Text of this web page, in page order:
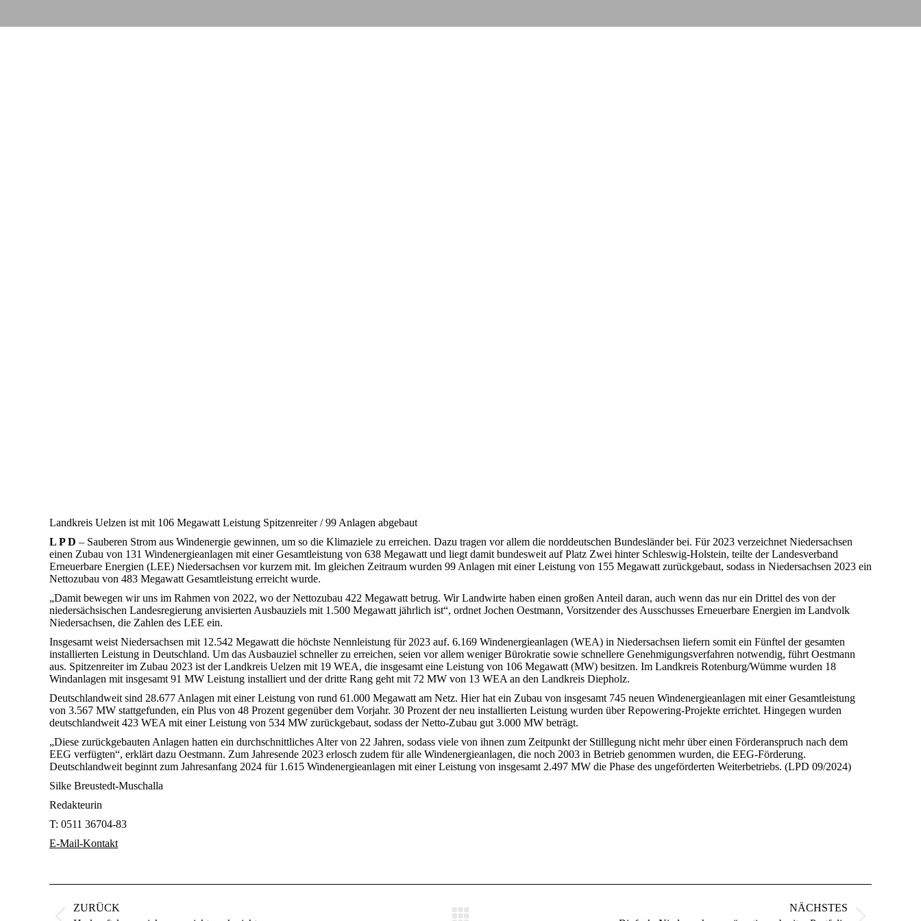
Landkreis Uelzen ist mit 106 Megawatt Leistung Spitzenreiter / 99 Anlagen abgebaut
L P D – Sauberen Strom aus Windenergie gewinnen, um so die Klimaziele zu erreichen. Dazu tragen vor allem die norddeutschen Bundesländer bei. Für 2023 verzeichnet Niedersachsen
einen Zubau von 131 Windenergieanlagen mit einer Gesamtleistung von 638 Megawatt und liegt damit bundesweit auf Platz Zwei hinter Schleswig-Holstein, teilte der Landesverband
Erneuerbare Energien (LEE) Niedersachsen vor kurzem mit. Im gleichen Zeitraum wurden 99 Anlagen mit einer Leistung von 155 Megawatt zurückgebaut, sodass in Niedersachsen 2023 ein
Nettozubau von 483 Megawatt Gesamtleistung erreicht wurde.
„Damit bewegen wir uns im Rahmen von 2022, wo der Nettozubau 422 Megawatt betrug. Wir Landwirte haben einen großen Anteil daran, auch wenn das nur ein Drittel des von der
niedersächsischen Landesregierung anvisierten Ausbauziels mit 1.500 Megawatt jährlich ist“, ordnet Jochen Oestmann, Vorsitzender des Ausschusses Erneuerbare Energien im Landvolk
Niedersachsen, die Zahlen des LEE ein.
Insgesamt weist Niedersachsen mit 12.542 Megawatt die höchste Nennleistung für 2023 auf. 6.169 Windenergieanlagen (WEA) in Niedersachsen liefern somit ein Fünftel der gesamten
installierten Leistung in Deutschland. Um das Ausbauziel schneller zu erreichen, seien vor allem weniger Bürokratie sowie schnellere Genehmigungsverfahren notwendig, führt Oestmann
aus. Spitzenreiter im Zubau 2023 ist der Landkreis Uelzen mit 19 WEA, die insgesamt eine Leistung von 106 Megawatt (MW) besitzen. Im Landkreis Rotenburg/Wümme wurden 18
Windanlagen mit insgesamt 91 MW Leistung installiert und der dritte Rang geht mit 72 MW von 13 WEA an den Landkreis Diepholz.
Deutschlandweit sind 28.677 Anlagen mit einer Leistung von rund 61.000 Megawatt am Netz. Hier hat ein Zubau von insgesamt 745 neuen Windenergieanlagen mit einer Gesamtleistung
von 3.567 MW stattgefunden, ein Plus von 48 Prozent gegenüber dem Vorjahr. 30 Prozent der neu installierten Leistung wurden über Repowering-Projekte errichtet. Hingegen wurden
deutschlandweit 423 WEA mit einer Leistung von 534 MW zurückgebaut, sodass der Netto-Zubau gut 3.000 MW beträgt.
„Diese zurückgebauten Anlagen hatten ein durchschnittliches Alter von 22 Jahren, sodass viele von ihnen zum Zeitpunkt der Stilllegung nicht mehr über einen Förderanspruch nach dem
EEG verfügten“, erklärt dazu Oestmann. Zum Jahresende 2023 erlosch zudem für alle Windenergieanlagen, die noch 2003 in Betrieb genommen wurden, die EEG-Förderung.
Deutschlandweit beginnt zum Jahresanfang 2024 für 1.615 Windenergieanlagen mit einer Leistung von insgesamt 2.497 MW die Phase des ungeförderten Weiterbetriebs. (LPD 09/2024)
Silke Breustedt-Muschalla
Redakteurin
T: 0511 36704-83
E-Mail-Kontakt
ZURÜCK
NÄCHSTES